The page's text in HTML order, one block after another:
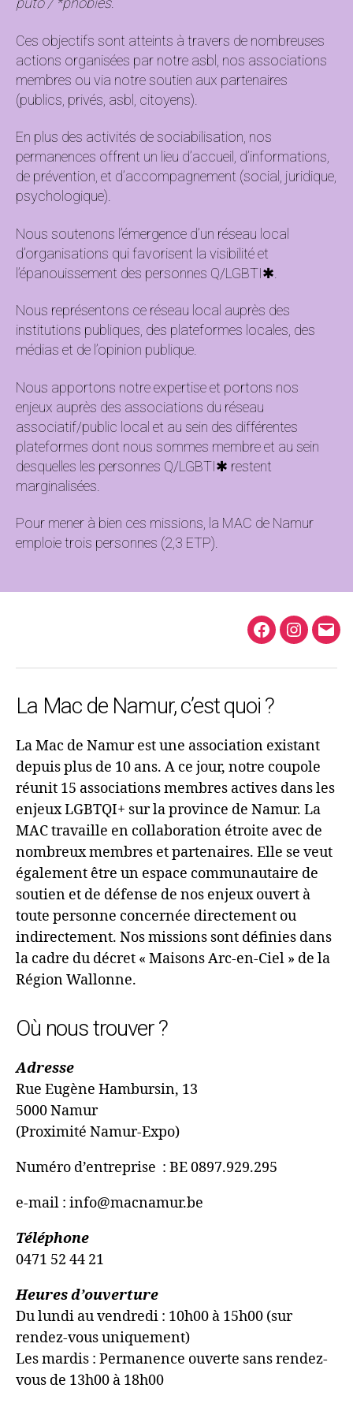
Ces objectifs sont atteints à travers de nombreuses
actions organisées par notre asbl, nos associations
membres ou via notre soutien aux partenaires
(publics, privés, asbl, citoyens).
En plus des activités de sociabilisation, nos
permanences offrent un lieu d’accueil, d’informations,
de prévention, et d’accompagnement (social, juridique,
psychologique).
Nous soutenons l’émergence d’un réseau local
d’organisations qui favorisent la visibilité et
l’épanouissement des personnes Q/LGBTI✱.
Nous représentons ce réseau local auprès des
institutions publiques, des plateformes locales, des
médias et de l’opinion publique.
Nous apportons notre expertise et portons nos
enjeux auprès des associations du réseau
associatif/public local et au sein des différentes
plateformes dont nous sommes membre et au sein
desquelles les personnes Q/LGBTI✱ restent
marginalisées.
Pour mener à bien ces missions, la MAC de Namur
emploie trois personnes (2,3 ETP).
FacebookE-
La Mac de Namur, c’est quoi ?
La Mac de Namur est une association existant
depuis plus de 10 ans. A ce jour, notre coupole
réunit 15 associations membres actives dans les
enjeux LGBTQI+ sur la province de Namur. La
MAC travaille en collaboration étroite avec de
nombreux membres et partenaires. Elle se veut
également être un espace communautaire de
soutien et de défense de nos enjeux ouvert à
toute personne concernée directement ou
indirectement. Nos missions sont définies dans
la cadre du décret « Maisons Arc-en-Ciel » de la
Région Wallonne.
Où nous trouver ?
Adresse
Rue Eugène Hambursin, 13
5000 Namur
(Proximité Namur-Expo)
Numéro d’entreprise : BE 0897.929.295
e-mail : info@macnamur.be
Téléphone
0471 52 44 21
Heures d’ouverture
Du lundi au vendredi : 10h00 à 15h00 (sur
rendez-vous uniquement)
Les mardis : Permanence ouverte sans rendez-
vous de 13h00 à 18h00